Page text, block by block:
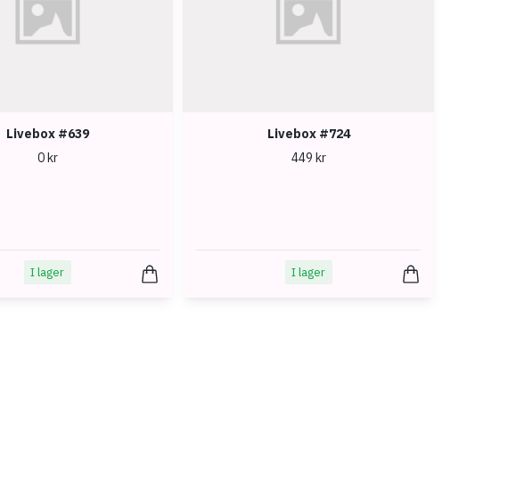
Livebox #639
0 kr
I lager
Livebox #724
449 kr
I lager